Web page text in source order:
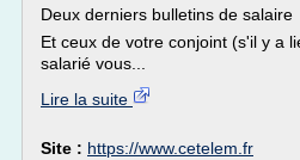
Deux derniers bulletins de salaire
Et ceux de votre conjoint (s'il y a
salarié vous...
Lire la suite
Site : https://www.cetelem.fr